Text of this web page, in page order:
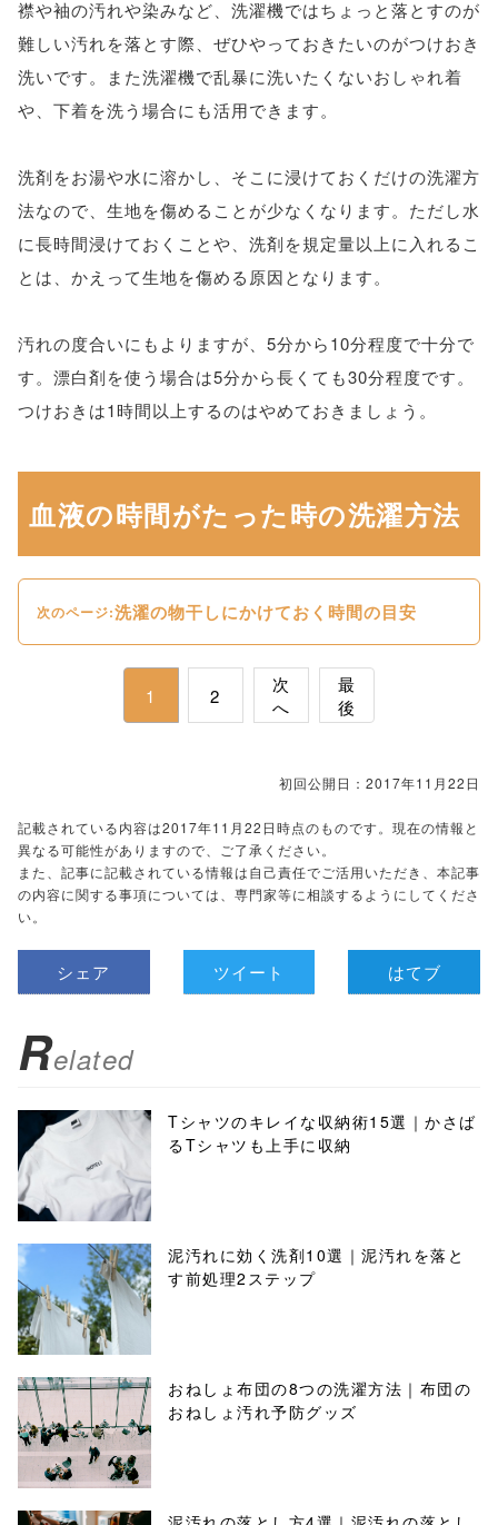
襟や袖の汚れや染みなど、洗濯機ではちょっと落とすのが
難しい汚れを落とす際、ぜひやっておきたいのがつけおき
洗いです。また洗濯機で乱暴に洗いたくないおしゃれ着
や、下着を洗う場合にも活用できます。
洗剤をお湯や水に溶かし、そこに浸けておくだけの洗濯方
法なので、生地を傷めることが少なくなります。ただし水
に長時間浸けておくことや、洗剤を規定量以上に入れるこ
とは、かえって生地を傷める原因となります。
汚れの度合いにもよりますが、5分から10分程度で十分で
す。漂白剤を使う場合は5分から長くても30分程度です。
つけおきは1時間以上するのはやめておきましょう。
血液の時間がたった時の洗濯方法
次のページ:洗濯の物干しにかけておく時間の目安
1 2
次
へ
最
後
初回公開日：2017年11月22日
記載されている内容は2017年11月22日時点のものです。現在の情報と
異なる可能性がありますので、ご了承ください。
また、記事に記載されている情報は自己責任でご活用いただき、本記事
の内容に関する事項については、専門家等に相談するようにしてくださ
い。
シェア ツイート はてブ
Related
Tシャツのキレイな収納術15選｜かさば
るTシャツも上手に収納
泥汚れに効く洗剤10選｜泥汚れを落と
す前処理2ステップ
おねしょ布団の8つの洗濯方法｜布団の
おねしょ汚れ予防グッズ